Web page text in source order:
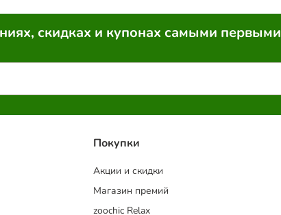
скидках и купонах самыми первыми
Покупки
Акции и скидки
Магазин премий
zoochic Relax